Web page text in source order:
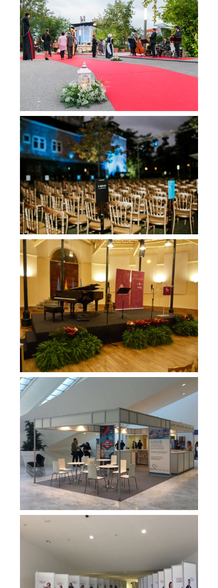
Optimized by JPEGmini 3.11.4.3 0x14fec6a0
Optimized by JPEGmini 3.11.4.3 0x14fec6a0